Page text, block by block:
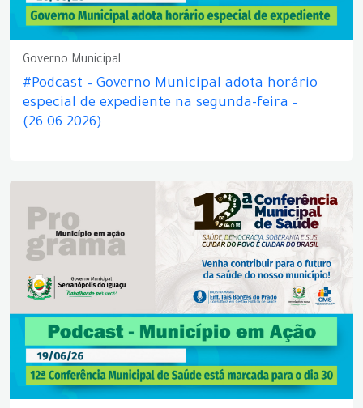
Governo Municipal
#Podcast – Governo Municipal adota horário
especial de expediente na segunda-feira –
(26.06.2026)